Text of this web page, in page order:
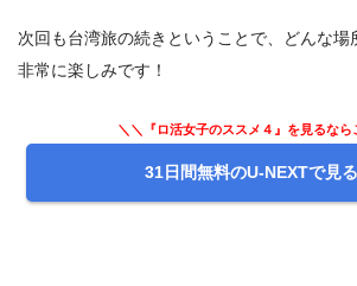
次回も台湾旅の続きということで、どんな場
非常に楽しみです！
＼＼『ロ活女子のススメ４』を見るなら
31日間無料のU-NEXTで見る